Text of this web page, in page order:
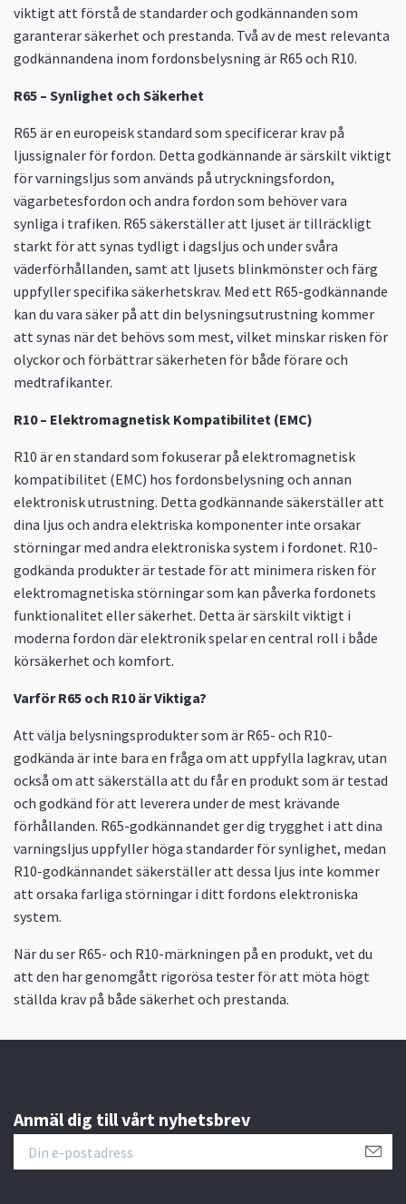
viktigt att förstå de standarder och godkännanden som
garanterar säkerhet och prestanda. Två av de mest relevanta
godkännandena inom fordonsbelysning är R65 och R10.
R65 – Synlighet och Säkerhet
R65 är en europeisk standard som specificerar krav på
ljussignaler för fordon. Detta godkännande är särskilt viktigt
för varningsljus som används på utryckningsfordon,
vägarbetesfordon och andra fordon som behöver vara
synliga i trafiken. R65 säkerställer att ljuset är tillräckligt
starkt för att synas tydligt i dagsljus och under svåra
väderförhållanden, samt att ljusets blinkmönster och färg
uppfyller specifika säkerhetskrav. Med ett R65-godkännande
kan du vara säker på att din belysningsutrustning kommer
att synas när det behövs som mest, vilket minskar risken för
olyckor och förbättrar säkerheten för både förare och
medtrafikanter.
R10 – Elektromagnetisk Kompatibilitet (EMC)
R10 är en standard som fokuserar på elektromagnetisk
kompatibilitet (EMC) hos fordonsbelysning och annan
elektronisk utrustning. Detta godkännande säkerställer att
dina ljus och andra elektriska komponenter inte orsakar
störningar med andra elektroniska system i fordonet. R10-
godkända produkter är testade för att minimera risken för
elektromagnetiska störningar som kan påverka fordonets
funktionalitet eller säkerhet. Detta är särskilt viktigt i
moderna fordon där elektronik spelar en central roll i både
körsäkerhet och komfort.
Varför R65 och R10 är Viktiga?
Att välja belysningsprodukter som är R65- och R10-
godkända är inte bara en fråga om att uppfylla lagkrav, utan
också om att säkerställa att du får en produkt som är testad
och godkänd för att leverera under de mest krävande
förhållanden. R65-godkännandet ger dig trygghet i att dina
varningsljus uppfyller höga standarder för synlighet, medan
R10-godkännandet säkerställer att dessa ljus inte kommer
att orsaka farliga störningar i ditt fordons elektroniska
system.
När du ser R65- och R10-märkningen på en produkt, vet du
att den har genomgått rigorösa tester för att möta högt
ställda krav på både säkerhet och prestanda.
Anmäl dig till vårt nyhetsbrev